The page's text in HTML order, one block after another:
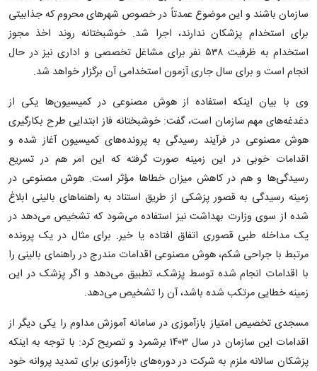
سازمان باشند و این موضوع عمدتاً در خصوص شهرهای محروم که جذابیتی
برای استخدام پزشکان ندارند، اجرا شد. خوشبختانه روند اخذ مجوز
استخدام به ظرفیت ۵۳۸ نفر برای مشاغل تخصصی و اداری نیز در حال
انجام است و برای سال جاری آزمون استخدامی آن برگزار خواهد شد.
وی با بیان اینکه استفاده از هوش مصنوعی در کمیسیون‌ها یکی از
دغدغه‌های مهم سازمان است، گفت: خوشبختانه فاز ابتدایی طرح بکارگیری
هوش مصنوعی در فرآیند رسیدگی به پرونده‌های کمیسیون آغاز شده و
اقدامات خوبی در این زمینه صورت گرفته که این امر هم در تسریع
رسیدگی‌ها و هم در کاهش میزان خطاها مؤثر است. هوش مصنوعی در
زمینه رسیدگی به قصور پزشکی از طریق استناد به راهنماهای بالینی ابلاغ
شده از سوی وزارت بهداشت نیز استفاده می‌شود که تشخیص می‌دهد در
یک مداخله طبی قصوری اتفاق افتاده یا خیر. برای مثال در یک پرونده
مرتبط با جراحی شکم، هوش مصنوعی اقدامات مندرج در راهنمای بالینی را
با اقدامات انجام شده توسط پزشک، تطبیق می‌دهد و اگر پزشک در این
زمینه خطایی مرتکب شده باشد، آن را تشخیص می‌دهد.
مسجدی تخصیص امتیاز بازآموزی در سامانه آموزش مداوم را یکی دیگر از
اقدامات این سازمان در سال ۱۴۰۳ برشمرد و تصریح کرد: با توجه به اینکه
پزشکان سالانه ملزم به شرکت در دوره‌های بازآموزی برای تمدید پروانه خود